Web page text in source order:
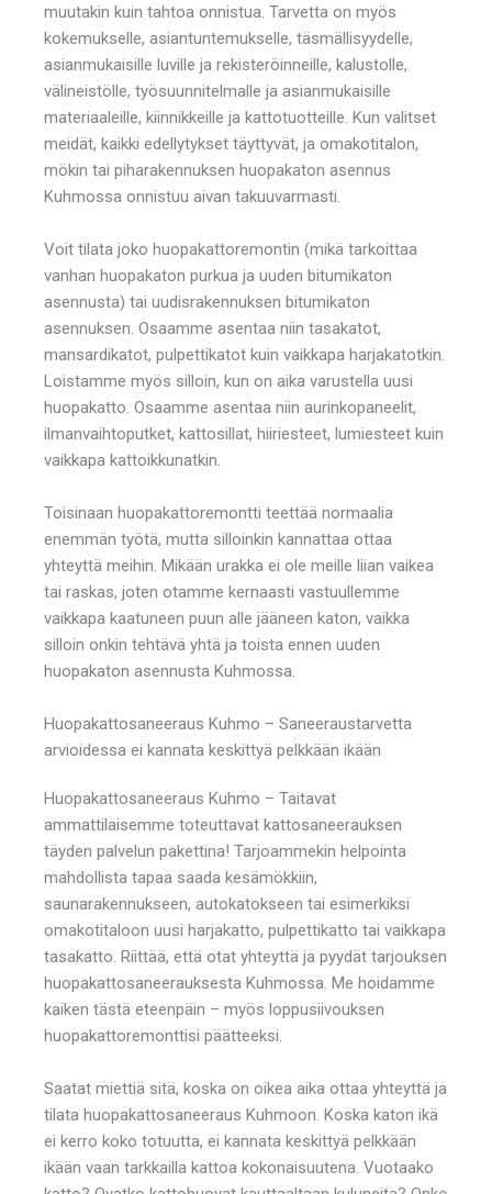
muutakin kuin tahtoa onnistua. Tarvetta on myös
kokemukselle, asiantuntemukselle, täsmällisyydelle,
asianmukaisille luville ja rekisteröinneille, kalustolle,
välineistölle, työsuunnitelmalle ja asianmukaisille
materiaaleille, kiinnikkeille ja kattotuotteille. Kun valitset
meidät, kaikki edellytykset täyttyvät, ja omakotitalon,
mökin tai piharakennuksen huopakaton asennus
Kuhmossa onnistuu aivan takuuvarmasti.
Voit tilata joko huopakattoremontin (mikä tarkoittaa
vanhan huopakaton purkua ja uuden bitumikaton
asennusta) tai uudisrakennuksen bitumikaton
asennuksen. Osaamme asentaa niin tasakatot,
mansardikatot, pulpettikatot kuin vaikkapa harjakatotkin.
Loistamme myös silloin, kun on aika varustella uusi
huopakatto. Osaamme asentaa niin aurinkopaneelit,
ilmanvaihtoputket, kattosillat, hiiriesteet, lumiesteet kuin
vaikkapa kattoikkunatkin.
Toisinaan huopakattoremontti teettää normaalia
enemmän työtä, mutta silloinkin kannattaa ottaa
yhteyttä meihin. Mikään urakka ei ole meille liian vaikea
tai raskas, joten otamme kernaasti vastuullemme
vaikkapa kaatuneen puun alle jääneen katon, vaikka
silloin onkin tehtävä yhtä ja toista ennen uuden
huopakaton asennusta Kuhmossa.
Huopakattosaneeraus Kuhmo – Saneeraustarvetta
arvioidessa ei kannata keskittyä pelkkään ikään
Huopakattosaneeraus Kuhmo – Taitavat
ammattilaisemme toteuttavat kattosaneerauksen
täyden palvelun pakettina! Tarjoammekin helpointa
mahdollista tapaa saada kesämökkiin,
saunarakennukseen, autokatokseen tai esimerkiksi
omakotitaloon uusi harjakatto, pulpettikatto tai vaikkapa
tasakatto. Riittää, että otat yhteyttä ja pyydät tarjouksen
huopakattosaneerauksesta Kuhmossa. Me hoidamme
kaiken tästä eteenpäin – myös loppusiivouksen
huopakattoremonttisi päätteeksi.
Saatat miettiä sitä, koska on oikea aika ottaa yhteyttä ja
tilata huopakattosaneeraus Kuhmoon. Koska katon ikä
ei kerro koko totuutta, ei kannata keskittyä pelkkään
ikään vaan tarkkailla kattoa kokonaisuutena. Vuotaako